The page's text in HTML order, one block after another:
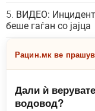
ВИДЕО: Инцидент
беше гаѓан со јајца
Рацин.мк ве
Дали ѝ
водовод?